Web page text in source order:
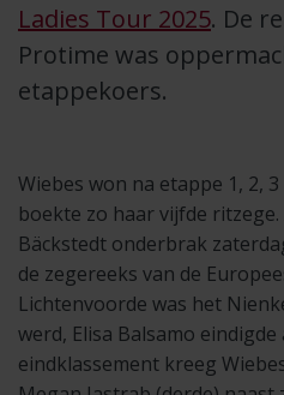
Ladies Tour 2025. De
Protime was
etappekoers.
Wiebes won na etappe 1, 2,
boekte zo haar vijfde ritzege.
Bäckstedt onderbrak
de zegereeks van de
Lichtenvoorde was het
werd, Elisa Balsamo
eindklassement kreeg